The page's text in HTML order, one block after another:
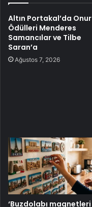
Altın Portakal’da Onur
Ödülleri Menderes
Samancılar ve Tilbe
Saran’a
Ağustos 7, 2026
‘Buzdolabı magnetleri